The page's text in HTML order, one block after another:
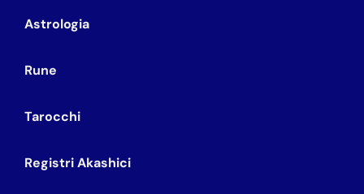
Astrologia
Rune
Tarocchi
Registri Akashici